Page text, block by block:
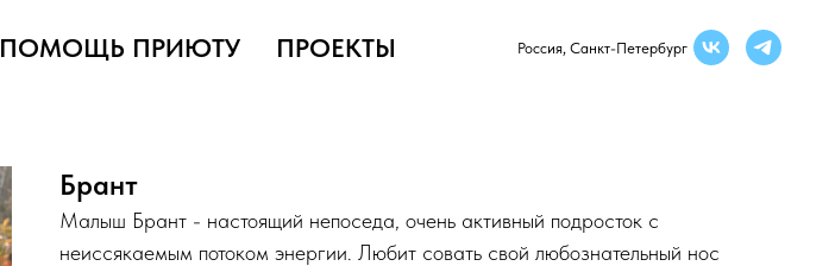
ПОМОЩЬ ПРИЮТУ ПРОЕКТЫ Россия, Санкт-Петербург
Брант
Малыш Брант - настоящий непоседа, очень активный подросток с
неиссякаемым потоком энергии. Любит совать свой любознательный нос